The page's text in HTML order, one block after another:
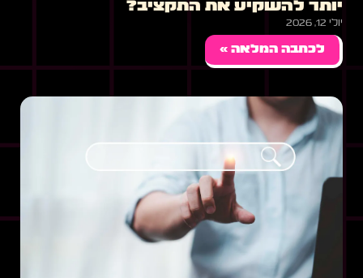
יותר להשקיע את התקציב?
יולי 12, 2026
לכתבה המלאה »